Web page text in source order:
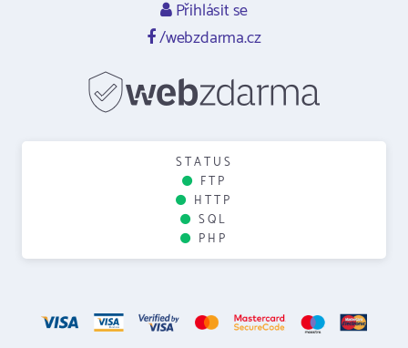
Přihlásit se
/webzdarma.cz
STATUS
FTP
HTTP
SQL
PHP